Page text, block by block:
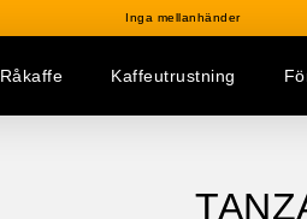
Inga mellanhänder
Råkaffe Kaffeutrustning